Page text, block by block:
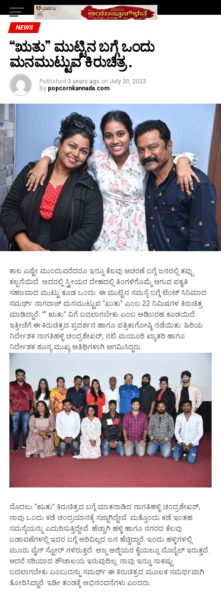
NEWS
“ಋತು” ಮುಟ್ಟಿನ ಬಗ್ಗೆ ಒಂದು
ಮನಮುಟ್ಟುವ ಕಿರುಚಿತ್ರ .
Published 3 years ago on July 20, 2023
By popcornkannada.com
ಕಾಲ ಎಷ್ಟೇ ಮುಂದುವರೆದರೂ ಇನ್ನೂ ಕೆಲವು ಆಚರಣೆ ಬಗ್ಗೆ ಜನರಲ್ಲಿ ತಪ್ಪು
ಕಲ್ಪನೆಯಿದೆ. ಅದರಲ್ಲಿ ಸ್ತ್ರೀಯರ ದೇಹದಲ್ಲಿ ತಿಂಗಳಿಗೊಮ್ಮೆ ಆಗುವ ಪಕೃತಿ
ಸಹಜವಾದ ಮುಟ್ಟು ಕೂಡ ಒಂದು. ಈ ಮುಟ್ಟಿನ ಸಮಸ್ಯೆ ಬಗ್ಗೆ ಟೆಂಟ್ ಸಿನಿಮಾದ
ಸಮರ್ಥ್ ನಾಗರಾಜ್ ಮನಮುಟ್ಟುವ “ಖುತು” ಎಂಬ 22 ನಿಮಿಷಗಳ ಕಿರುಚಿತ್ರ
ಮಾಡಿದ್ದಾರೆ. “” ಋತು” ವಿಗೆ ಬದಲಾಗಬೇಕು ಎಂಬ ಅಡಿಬರಹ ಕೂಡಯಿದೆ.
ಇತ್ತೀಚೆಗೆ ಈ ಕಿರುಚಿತ್ರದ ಪ್ರದರ್ಶನ ಹಾಗೂ ಪತ್ರಿಕಾಗೋಷ್ಠಿ ನಡೆಯಿತು. ಹಿರಿಯ
ನಿರ್ದೇಶಕ ನಾಗತಿಹಳ್ಳಿ ಚಂದ್ರಶೇಖರ್, ನಟಿ ಮಯೂರಿ ಖ್ಯಾತರಿ ಹಾಗೂ
ನಿರ್ದೇಶಕ ಶೂನ್ಯ ಮುಖ್ಯ ಅತಿಥಿಗಳಾಗಿ ಆಗಮಿಸಿದ್ದರು.
ಮೊದಲು “ಋತು” ಕಿರುಚಿತ್ರದ ಬಗ್ಗೆ ಮಾತನಾಡಿದ ನಾಗತಿಹಳ್ಳಿ ಚಂದ್ರಶೇಖರ್,
ನಾವು ಒಂದು ಕಡೆ ಚಂದ್ರಯಾನಕ್ಕೆ ಸಜ್ಜಾಗಿದ್ದೇವೆ. ಮತ್ತೊಂದು ಕಡೆ ಇಂತಹ
ಸಮಸ್ಯೆಯನ್ನು ಎದುರಿಸುತ್ತಿದ್ದೇವೆ‌. ಹೆಚ್ಚಾಗಿ ಹಳ್ಳಿ ಹಾಗೂ ನಗರದ ಕೆಲವು
ಬಡಾವಣೆಗಳಲ್ಲಿ ಇದರ ಬಗ್ಗೆ ಅರಿವಿಲ್ಲದ ಜನ ಹೆಚ್ಚಿದ್ದಾರೆ. ಇಂದು ಹಳ್ಳಿಗಳಲ್ಲಿ
ಮೂರು ವೈನ್ ಸ್ಟೋರ್ ಗಳಿರುತ್ತದೆ. ಅಜ್ಜ ಅಜ್ಜಿಯರ ಕೈಯಲ್ಲೂ ಮೊಬೈಲ್ ಇರುತ್ತದೆ.
ಆದರೆ ಸರಿಯಾದ ಶೌಚಾಲಯ ಇರುವುದಿಲ್ಲ. ನಾವು ಇನ್ನೂ ಸಾಕಷ್ಟು
ಬದಲಾಗಬೇಕು ಎಂಬುದನ್ನು ಸಮರ್ಥ್ ಈ ಕಿರುಚಿತ್ರದ ಮೂಲಕ ಸಮರ್ಥವಾಗಿ
ತೋರಿಸಿದ್ದಾರೆ. ಇಡೀ ತಂಡಕ್ಕೆ ಅಭಿನಂದನೆಗಳು ಎಂದರು.